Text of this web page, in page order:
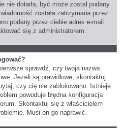
nie dotarła, być może został podany
została zatrzymana przez
podany przez ciebie adres e-mail
się z administratorem.
sprawdź, czy twoja nazwa
Jeżeli są prawidłowe, skontaktuj
czy cię nie zablokowano. Istnieje
powoduje błędna konfiguracja
Skontaktuj się z właścicielem
Musi on go naprawić.